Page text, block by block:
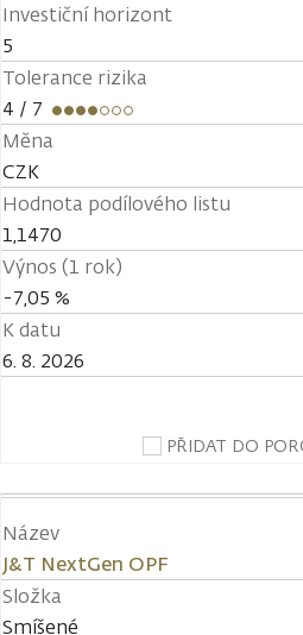
Investiční horizont
5
Tolerance rizika
4 / 7
Měna
CZK
Hodnota podílového listu
1,1470
Výnos (1 rok)
-7,05 %
K datu
6. 8. 2026
PŘIDAT DO
Název
J&T NextGen OPF
Složka
Smíšené